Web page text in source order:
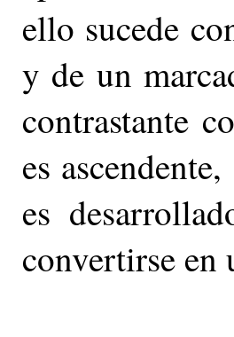
ello sucede
y de un
contrastante
es
es
convertirse en